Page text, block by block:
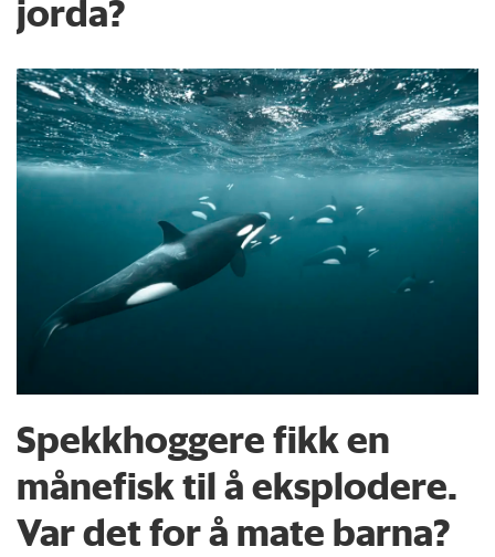
jorda?
Spekkhoggere fikk en
månefisk til å eksplodere.
Var det for å mate barna?